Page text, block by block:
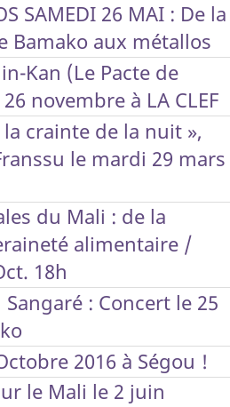
SAMEDI 26 MAI : De la
Bamako aux métallos
Kan (Le Pacte de
novembre à LA CLEF
la crainte de la nuit »,
le mardi 29 mars
du Mali : de la
alimentaire /
18h
: Concert le 25
2016 à Ségou !
le Mali le 2 juin